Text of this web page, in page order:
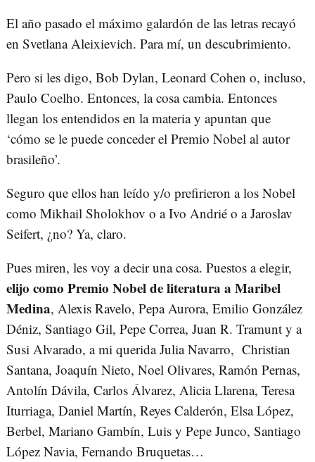
El año pasado el máximo galardón de las letras recayó
en Svetlana Aleixievich. Para mí, un descubrimiento.
Pero si les digo, Bob Dylan, Leonard Cohen o, incluso,
Paulo Coelho. Entonces, la cosa cambia. Entonces
llegan los entendidos en la materia y apuntan que
‘cómo se le puede conceder el Premio Nobel al autor
brasileño’.
Seguro que ellos han leído y/o prefirieron a los Nobel
como Mikhail Sholokhov o a Ivo Andrié o a Jaroslav
Seifert, ¿no? Ya, claro.
Pues miren, les voy a decir una cosa. Puestos a elegir,
elijo como Premio Nobel de literatura a Maribel
Medina, Alexis Ravelo, Pepa Aurora, Emilio González
Déniz, Santiago Gil, Pepe Correa, Juan R. Tramunt y a
Susi Alvarado, a mi querida Julia Navarro, Christian
Santana, Joaquín Nieto, Noel Olivares, Ramón Pernas,
Antolín Dávila, Carlos Álvarez, Alicia Llarena, Teresa
Iturriaga, Daniel Martín, Reyes Calderón, Elsa López,
Berbel, Mariano Gambín, Luis y Pepe Junco, Santiago
López Navia, Fernando Bruquetas…